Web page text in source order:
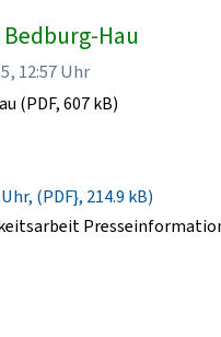
Bedburg-Hau
12:57 Uhr
(PDF, 607 kB)
(PDF}, 214.9 kB)